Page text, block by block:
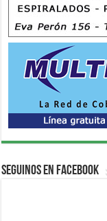
Seguinos en Facebook